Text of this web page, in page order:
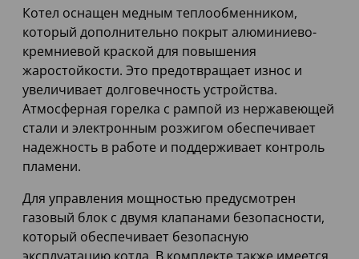
Котел оснащен медным теплообменником,
который дополнительно покрыт алюминиево-
кремниевой краской для повышения
жаростойкости. Это предотвращает износ и
увеличивает долговечность устройства.
Атмосферная горелка с рампой из нержавеющей
стали и электронным розжигом обеспечивает
надежность в работе и поддерживает контроль
пламени.
Для управления мощностью предусмотрен
газовый блок с двумя клапанами безопасности,
который обеспечивает безопасную